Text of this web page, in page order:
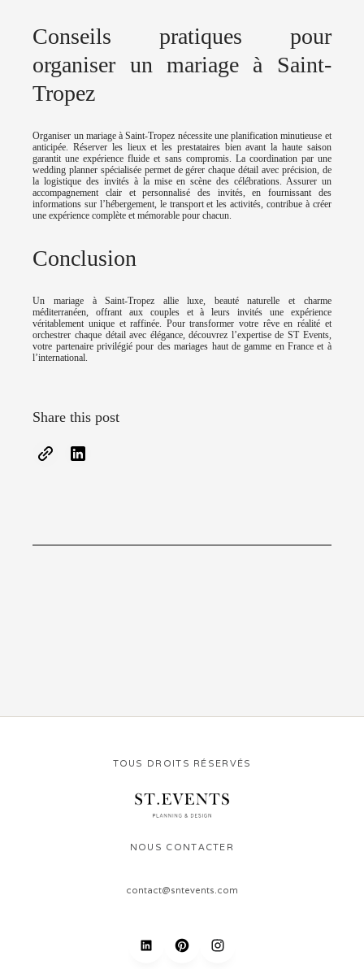
Conseils pratiques pour
organiser un mariage à Saint-
Tropez
Organiser un mariage à Saint-Tropez nécessite une planification minutieuse et
anticipée. Réserver les lieux et les prestataires bien avant la haute saison
garantit une expérience fluide et sans compromis. La coordination par une
wedding planner spécialisée permet de gérer chaque détail avec précision, de
la logistique des invités à la mise en scène des célébrations. Assurer un
accompagnement clair et personnalisé des invités, en fournissant des
informations sur l’hébergement, le transport et les activités, contribue à créer
une expérience complète et mémorable pour chacun.
Conclusion
Un mariage à Saint-Tropez allie luxe, beauté naturelle et charme
méditerranéen, offrant aux couples et à leurs invités une expérience
véritablement unique et raffinée. Pour transformer votre rêve en réalité et
orchestrer chaque détail avec élégance, découvrez l’expertise de ST Events,
votre partenaire privilégié pour des mariages haut de gamme en France et à
l’international.
Share this post
TOUS DROITS RÉSERVÉS
NOUS CONTACTER
contact@sntevents.com